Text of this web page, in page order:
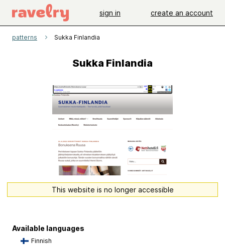
sign in create an account
patterns Sukka Finlandia
Sukka Finlandia
This website is no longer accessible
Available languages
Finnish